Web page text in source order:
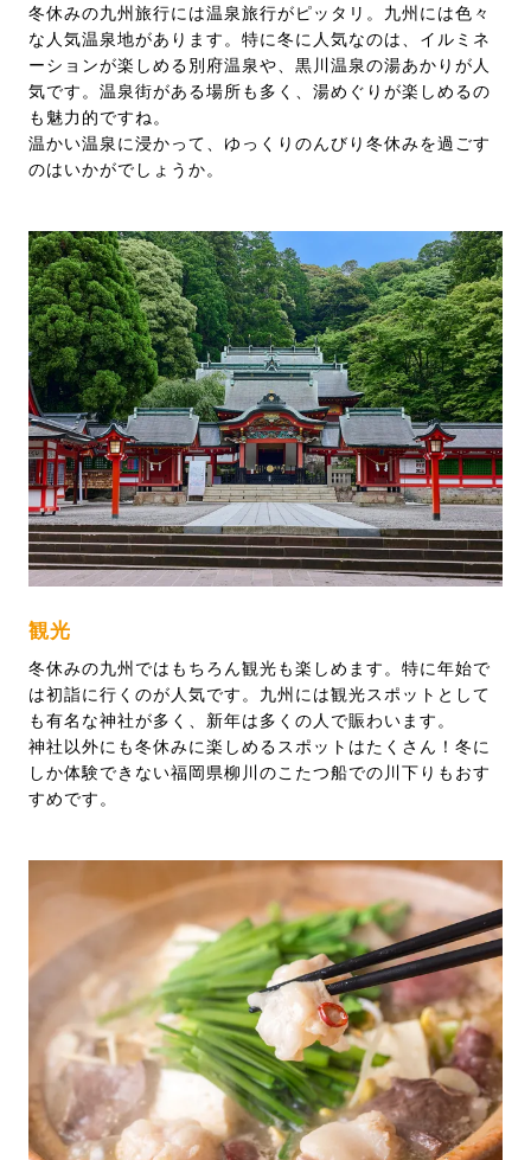
冬休みの九州旅行には温泉旅行がピッタリ。九州には色々
な人気温泉地があります。特に冬に人気なのは、イルミネ
ーションが楽しめる別府温泉や、黒川温泉の湯あかりが人
気です。温泉街がある場所も多く、湯めぐりが楽しめるの
も魅力的ですね。
温かい温泉に浸かって、ゆっくりのんびり冬休みを過ごす
のはいかがでしょうか。
観光
冬休みの九州ではもちろん観光も楽しめます。特に年始で
は初詣に行くのが人気です。九州には観光スポットとして
も有名な神社が多く、新年は多くの人で賑わいます。
神社以外にも冬休みに楽しめるスポットはたくさん！冬に
しか体験できない福岡県柳川のこたつ船での川下りもおす
すめです。